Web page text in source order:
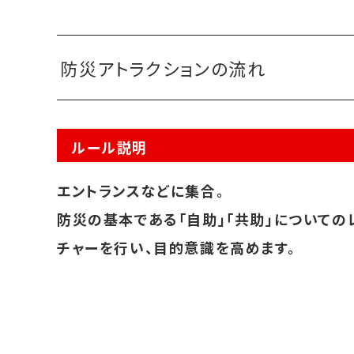
防災アトラクションの流れ
ルール説明
エントランスなどに集合。
防災の基本である「自助」「共助」についての
チャーを行い、目的意識を高めます。